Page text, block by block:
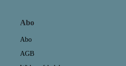
Abo
Abo
AGB